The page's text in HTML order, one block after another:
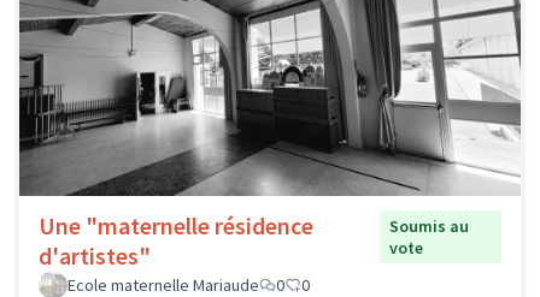
Une "maternelle résidence
d'artistes"
Soumis au
vote
Ecole maternelle Mariaude
0 0